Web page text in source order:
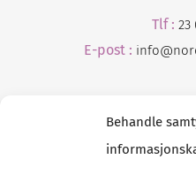
Behandle
Tlf : 23
E-post : info@